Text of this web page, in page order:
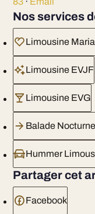
Nos services
Limousine
Limousine EVJF
Limousine EVG
Balade Nocturne
Hummer
Partager cet
Facebook